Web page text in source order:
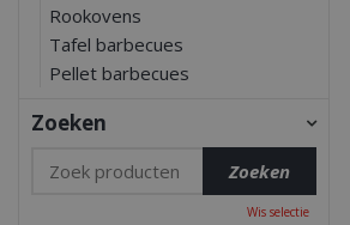
Rookovens
Tafel barbecues
Pellet barbecues
Zoeken
Wis selectie